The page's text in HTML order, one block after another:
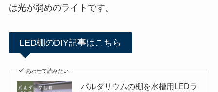
は光が弱めのライトです。
LED棚のDIY記事はこちら
あわせて読みたい
パルダリウムの棚を水槽用LEDラ